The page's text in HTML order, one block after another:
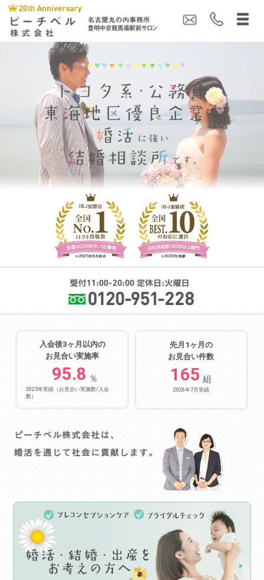
入会後3ヶ月以内の
お見合い実施率
95.8 ％
2025年実績（お見合い実施数/入会
数）
先月1ヶ月の
お見合い件数
165 組
2026年7月実績